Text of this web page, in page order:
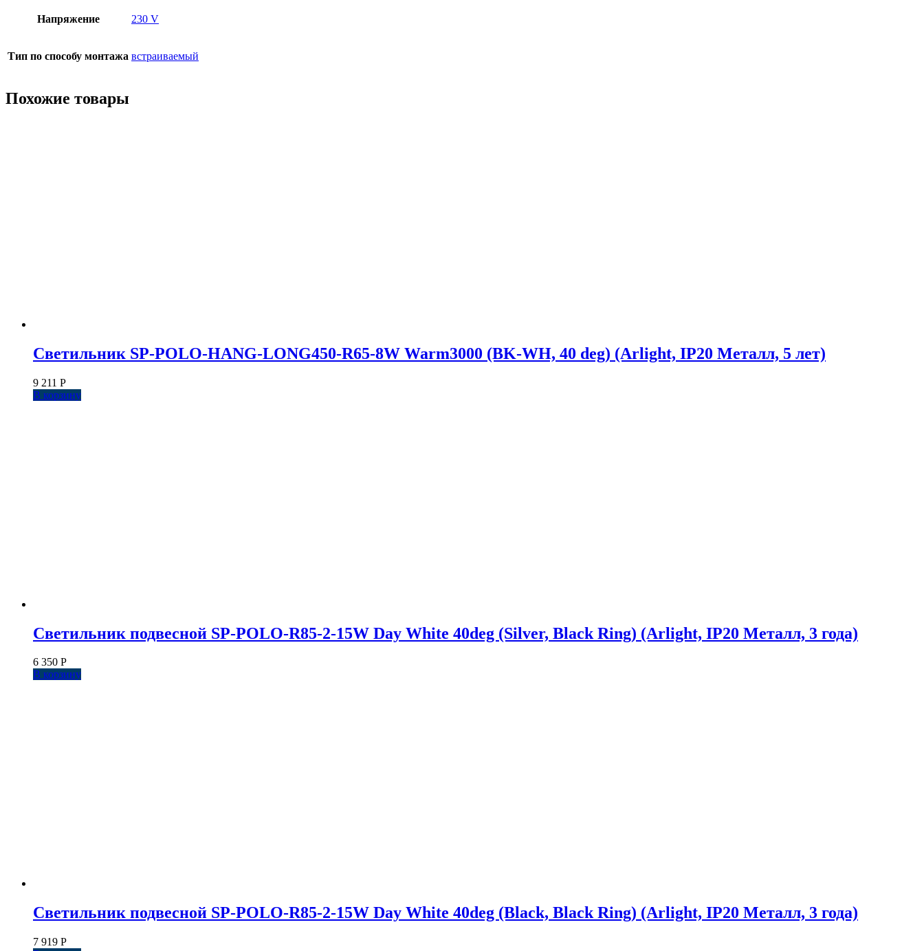
Напряжение 230 V
Тип по способу монтажа встраиваемый
Похожие товары
Светильник SP-POLO-HANG-LONG450-R65-8W Warm3000 (BK-WH, 40 deg) (Arlight, IP20 Металл, 5 лет)
9 211 Р
В корзину
Светильник подвесной SP-POLO-R85-2-15W Day White 40deg (Silver, Black Ring) (Arlight, IP20 Металл, 3 года)
6 350 Р
В корзину
Светильник подвесной SP-POLO-R85-2-15W Day White 40deg (Black, Black Ring) (Arlight, IP20 Металл, 3 года)
7 919 Р